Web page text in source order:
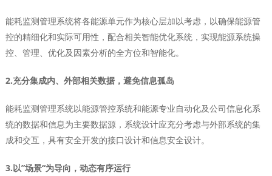
能耗监测管理系统将各能源单元作为核心层加以考虑，以确保能源管
控的精细化和实际可用性，配合相关智能优化系统，实现能源系统操
控、管理、优化及因素分析的全方位和智能化。
2.充分集成内、外部相关数据，避免信息孤岛
能耗监测管理系统以能源管控系统和能源专业自动化及公司信息化系
统的数据和信息为主要数据源，系统设计应充分考虑与外部系统的集
成和交互，具有安全开发的接口设计和信息安全设计。
3.以”场景“为导向，动态有序运行